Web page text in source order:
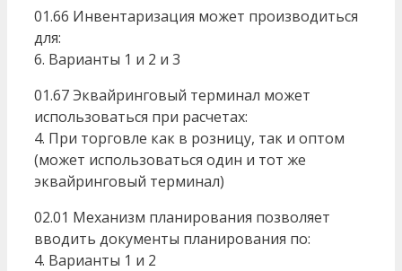
01.66 Инвентаризация может производиться
для:
6. Варианты 1 и 2 и 3
01.67 Эквайринговый терминал может
использоваться при расчетах:
4. При торговле как в розницу, так и оптом
(может использоваться один и тот же
эквайринговый терминал)
02.01 Механизм планирования позволяет
вводить документы планирования по:
4. Варианты 1 и 2